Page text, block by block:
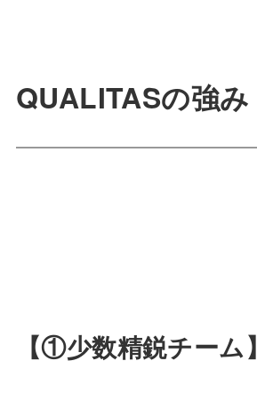
QUALITASの強み
【①少数精鋭チーム】